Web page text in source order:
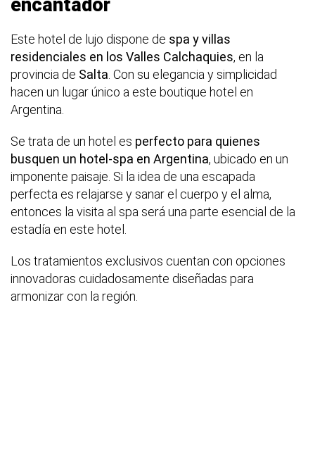
encantador
Este hotel de lujo dispone de spa y villas
residenciales en los Valles Calchaquies, en la
provincia de Salta . Con su elegancia y simplicidad
hacen un lugar único a este boutique hotel en
Argentina.
Se trata de un hotel es perfecto para quienes
busquen un hotel-spa en Argentina, ubicado en un
imponente paisaje. Si la idea de una escapada
perfecta es relajarse y sanar el cuerpo y el alma,
entonces la visita al spa será una parte esencial de la
estadía en este hotel.
Los tratamientos exclusivos cuentan con opciones
innovadoras cuidadosamente diseñadas para
armonizar con la región.